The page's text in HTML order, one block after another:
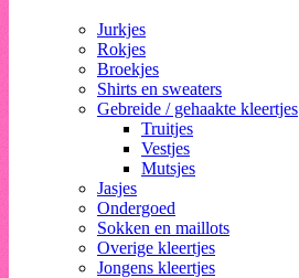
Jurkjes
Rokjes
Broekjes
Shirts en sweaters
Gebreide / gehaakte kleertjes
Truitjes
Vestjes
Mutsjes
Jasjes
Ondergoed
Sokken en maillots
Overige kleertjes
Jongens kleertjes